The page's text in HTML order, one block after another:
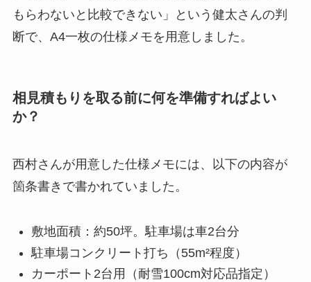
もらわないと比較できない」という健太さんの判
断で、A4一枚の仕様メモを用意しました。
相見積もりを取る前に何を準備すればよい
か？
西村さんが用意した仕様メモには、以下の内容が
箇条書きで書かれていました。
敷地面積：約50坪。駐車場は車2台分
駐車場コンクリート打ち（55m²程度）
カーポート2台用（耐雪100cm対応品指定）